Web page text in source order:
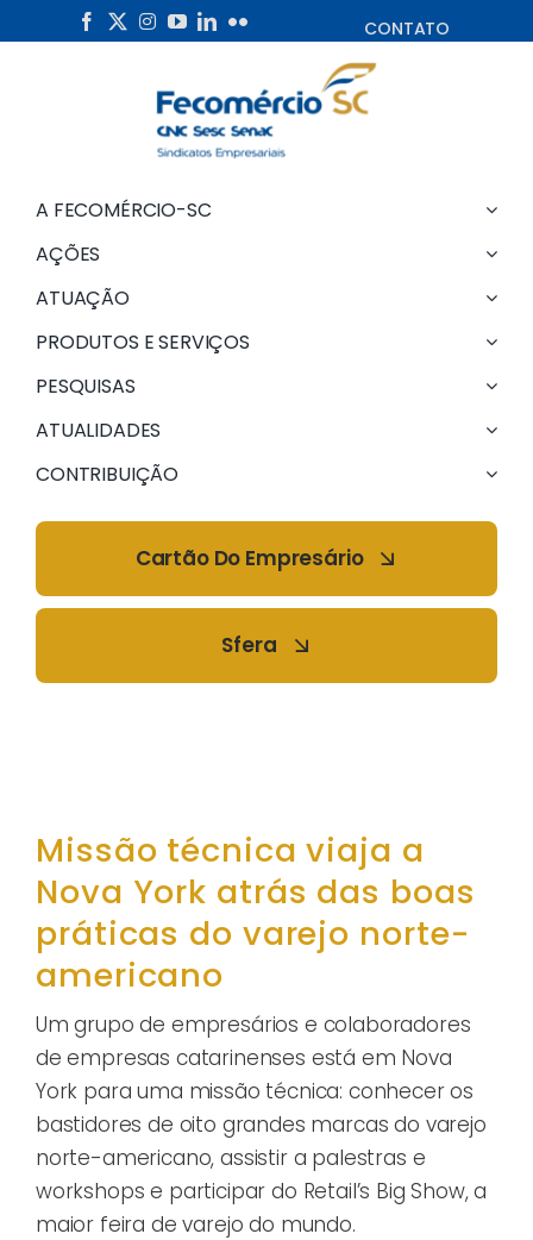
to
CONTATO
A FECOMÉRCIO-SC
AÇÕES
ATUAÇÃO
PRODUTOS E SERVIÇOS
PESQUISAS
ATUALIDADES
CONTRIBUIÇÃO
Cartão Do Empresário
Sfera
Missão técnica viaja a
Nova York atrás das boas
práticas do varejo norte-
americano
Um grupo de empresários e colaboradores
de empresas catarinenses está em Nova
York para uma missão técnica: conhecer os
bastidores de oito grandes marcas do varejo
norte-americano, assistir a palestras e
workshops e participar do Retail’s Big Show, a
maior feira de varejo do mundo.